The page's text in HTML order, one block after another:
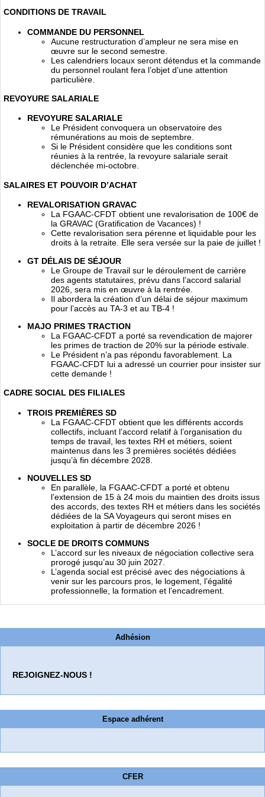
CONDITIONS DE TRAVAIL
COMMANDE DU PERSONNEL
Aucune restructuration d’ampleur ne sera mise en
œuvre sur le second semestre.
Les calendriers locaux seront détendus et la commande
du personnel roulant fera l’objet d’une attention
particulière.
REVOYURE SALARIALE
REVOYURE SALARIALE
Le Président convoquera un observatoire des
rémunérations au mois de septembre.
Si le Président considère que les conditions sont
réunies à la rentrée, la revoyure salariale serait
déclenchée mi-octobre.
SALAIRES ET POUVOIR D’ACHAT
REVALORISATION GRAVAC
La FGAAC-CFDT obtient une revalorisation de 100€ de
la GRAVAC (Gratification de Vacances) !
Cette revalorisation sera pérenne et liquidable pour les
droits à la retraite. Elle sera versée sur la paie de juillet !
GT DÉLAIS DE SÉJOUR
Le Groupe de Travail sur le déroulement de carrière
des agents statutaires, prévu dans l’accord salarial
2026, sera mis en œuvre à la rentrée.
Il abordera la création d’un délai de séjour maximum
pour l’accès au TA-3 et au TB-4 !
MAJO PRIMES TRACTION
La FGAAC-CFDT a porté sa revendication de majorer
les primes de traction de 20% sur la période estivale.
Le Président n’a pas répondu favorablement. La
FGAAC-CFDT lui a adressé un courrier pour insister sur
cette demande !
CADRE SOCIAL DES FILIALES
TROIS PREMIÈRES SD
La FGAAC-CFDT obtient que les différents accords
collectifs, incluant l’accord relatif à l’organisation du
temps de travail, les textes RH et métiers, soient
maintenus dans les 3 premières sociétés dédiées
jusqu’à fin décembre 2028.
NOUVELLES SD
En parallèle, la FGAAC-CFDT a porté et obtenu
l’extension de 15 à 24 mois du maintien des droits issus
des accords, des textes RH et métiers dans les sociétés
dédiées de la SA Voyageurs qui seront mises en
exploitation à partir de décembre 2026 !
SOCLE DE DROITS COMMUNS
L’accord sur les niveaux de négociation collective sera
prorogé jusqu’au 30 juin 2027.
L’agenda social est précisé avec des négociations à
venir sur les parcours pros, le logement, l’égalité
professionnelle, la formation et l’encadrement.
Adhésion
REJOIGNEZ-NOUS !
Espace adhérent
CFER